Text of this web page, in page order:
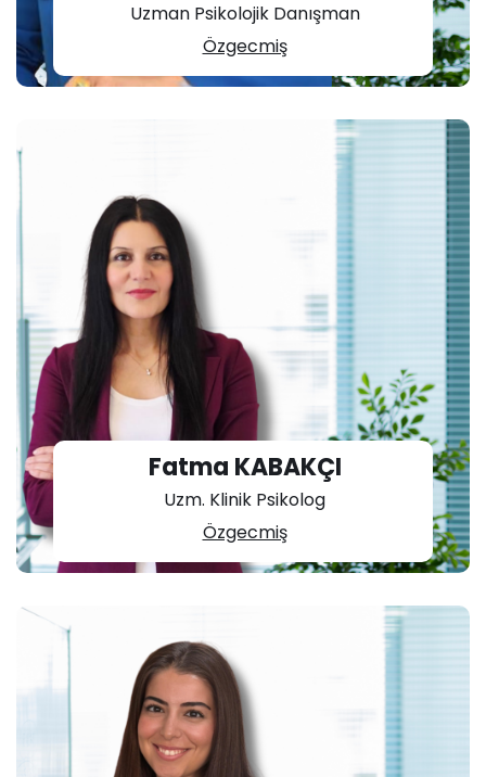
Uzman Psikolojik Danışman
Özgecmiş
Fatma KABAKÇI
Uzm. Klinik Psikolog
Özgecmiş